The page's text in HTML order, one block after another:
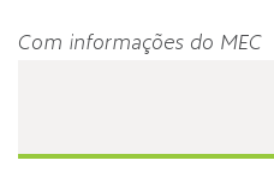
Com informações do MEC